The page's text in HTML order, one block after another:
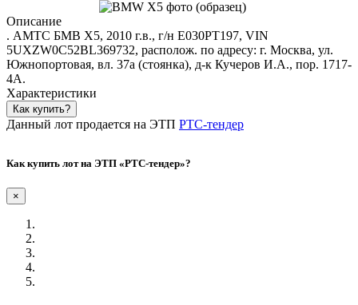
Описание
. АМТС БМВ Х5, 2010 г.в., г/н Е030РТ197, VIN
5UXZW0C52BL369732, располож. по адресу: г. Москва, ул.
Южнопортовая, вл. 37а (стоянка), д-к Кучеров И.А., пор. 1717-
4А.
Характеристики
Как купить?
Данный лот продается на ЭТП РТС-тендер
Как купить лот на ЭТП «РТС-тендер»?
×